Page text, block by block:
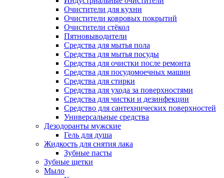
Очистители для кухни
Очистители ковровых покрытий
Очистители стёкол
Пятновыводители
Средства для мытья пола
Средства для мытья посуды
Средства для очистки после ремонта
Средства для посудомоечных машин
Средства для стирки
Средства для ухода за поверхностями
Средства для чистки и дезинфекции
Средство для сантехнических поверхностей
Универсальные средства
Дезодоранты мужские
Гель для душа
Жидкость для снятия лака
Зубные пасты
Зубные щетки
Мыло